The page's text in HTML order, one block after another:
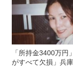
「所持金3400万円
がすべて欠損」兵